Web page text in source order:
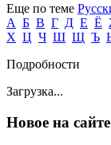
Еще по теме
А Б В Г Д Е Ё
Х Ц Ч Ш Щ Ъ
Подробности
Загрузка...
Новое на сайте